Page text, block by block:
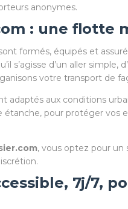
anonymes.
: une flotte
formés, équipés et
s’agisse d’un aller simple,
votre transport de
adaptés aux conditions
étanche, pour protéger vos
, vous optez pour un
7j/7,